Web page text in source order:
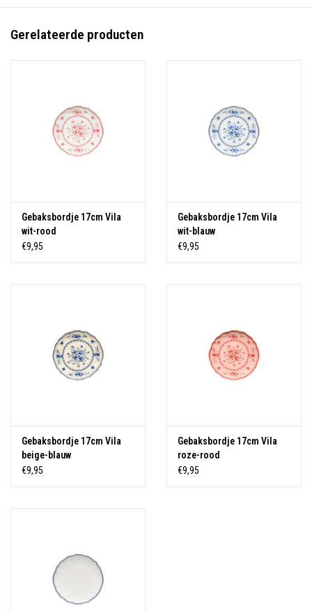
Gerelateerde producten
Gebaksbordje 17cm Vila
wit-rood
€9,95
Gebaksbordje 17cm Vila
wit-blauw
€9,95
Gebaksbordje 17cm Vila
beige-blauw
€9,95
Gebaksbordje 17cm Vila
roze-rood
€9,95